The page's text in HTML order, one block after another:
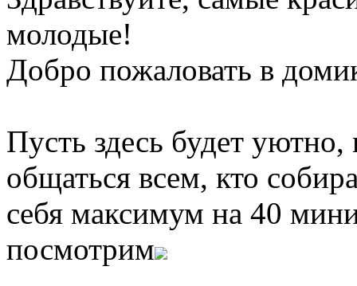
молодые!
Добро пожаловать в
Пусть здесь будет
общаться всем, кто
себя максимум на 40
посмотрим